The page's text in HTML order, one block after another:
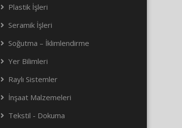
Plastik İşleri
Seramik İşleri
Soğutma – İklimlendirme
Yer Bilimleri
Raylı Sistemler
İnşaat Malzemeleri
Tekstil - Dokuma